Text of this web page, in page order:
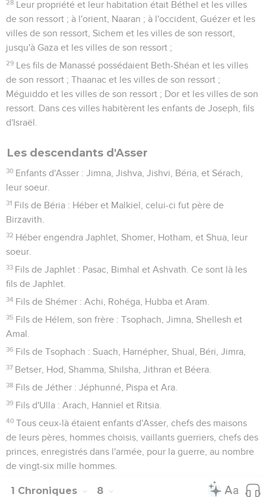
28 Leur propriété et leur habitation était Béthel et les villes
de son ressort ; à l'orient, Naaran ; à l'occident, Guézer et les
villes de son ressort, Sichem et les villes de son ressort,
jusqu'à Gaza et les villes de son ressort ;
29 Les fils de Manassé possédaient Beth-Shéan et les villes
de son ressort ; Thaanac et les villes de son ressort ;
Méguiddo et les villes de son ressort ; Dor et les villes de son
ressort. Dans ces villes habitèrent les enfants de Joseph, fils
d'Israël.
Les descendants d'Asser
30 Enfants d'Asser : Jimna, Jishva, Jishvi, Béria, et Sérach,
leur soeur.
31 Fils de Béria : Héber et Malkiel, celui-ci fut père de
Birzavith.
32 Héber engendra Japhlet, Shomer, Hotham, et Shua, leur
soeur.
33 Fils de Japhlet : Pasac, Bimhal et Ashvath. Ce sont là les
fils de Japhlet.
34 Fils de Shémer : Achi, Rohéga, Hubba et Aram.
35 Fils de Hélem, son frère : Tsophach, Jimna, Shellesh et
Amal.
36 Fils de Tsophach : Suach, Harnépher, Shual, Béri, Jimra,
37 Betser, Hod, Shamma, Shilsha, Jithran et Béera.
38 Fils de Jéther : Jéphunné, Pispa et Ara.
39 Fils d'Ulla : Arach, Hanniel et Ritsia.
40 Tous ceux-là étaient enfants d'Asser, chefs des maisons
de leurs pères, hommes choisis, vaillants guerriers, chefs des
princes, enregistrés dans l'armée, pour la guerre, au nombre
de vingt-six mille hommes.
1 Chroniques 8